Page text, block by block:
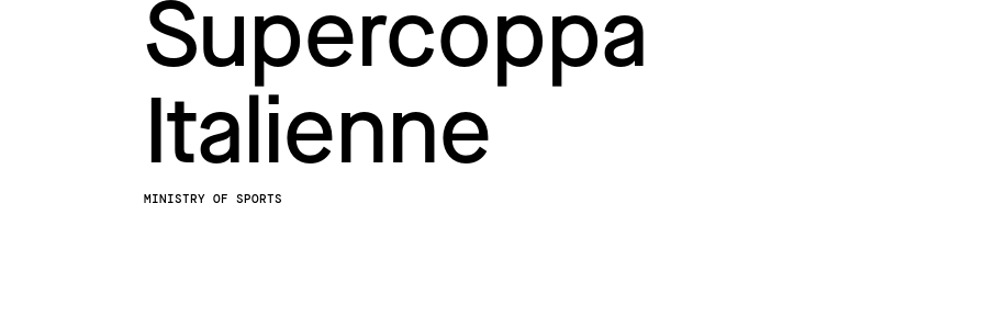
Supercoppa
Italienne
MINISTRY OF SPORTS